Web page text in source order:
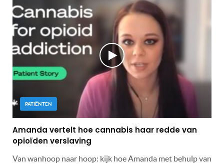
PATIËNTEN
Amanda vertelt hoe cannabis haar redde van
opioïden verslaving
Van wanhoop naar hoop: kijk hoe Amanda met behulp van